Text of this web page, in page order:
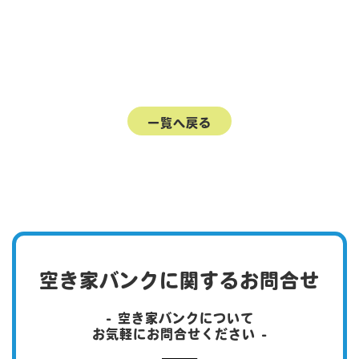
一覧へ戻る
空き家バンクに関するお問合せ
- 空き家バンクについて
お気軽にお問合せください -